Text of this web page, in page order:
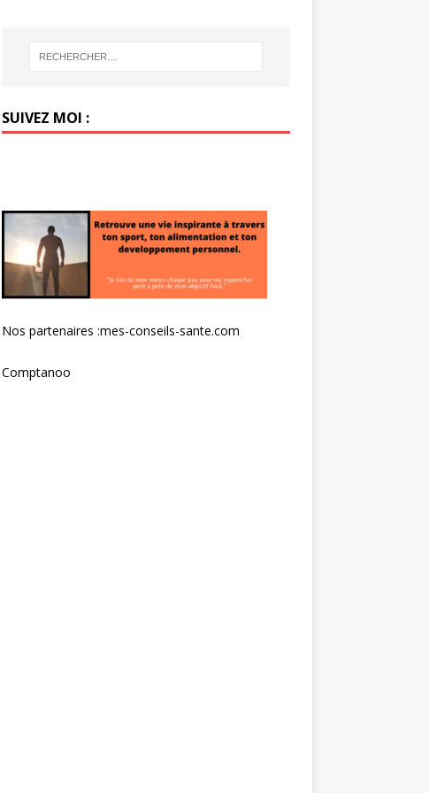
SUIVEZ MOI :
Nos partenaires :mes-conseils-sante.com
Comptanoo